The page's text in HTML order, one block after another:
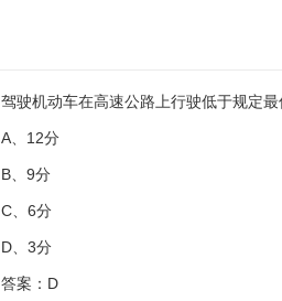
驾驶机动车在高速公路上行驶低于规定
A、12分
B、9分
C、6分
D、3分
答案：D